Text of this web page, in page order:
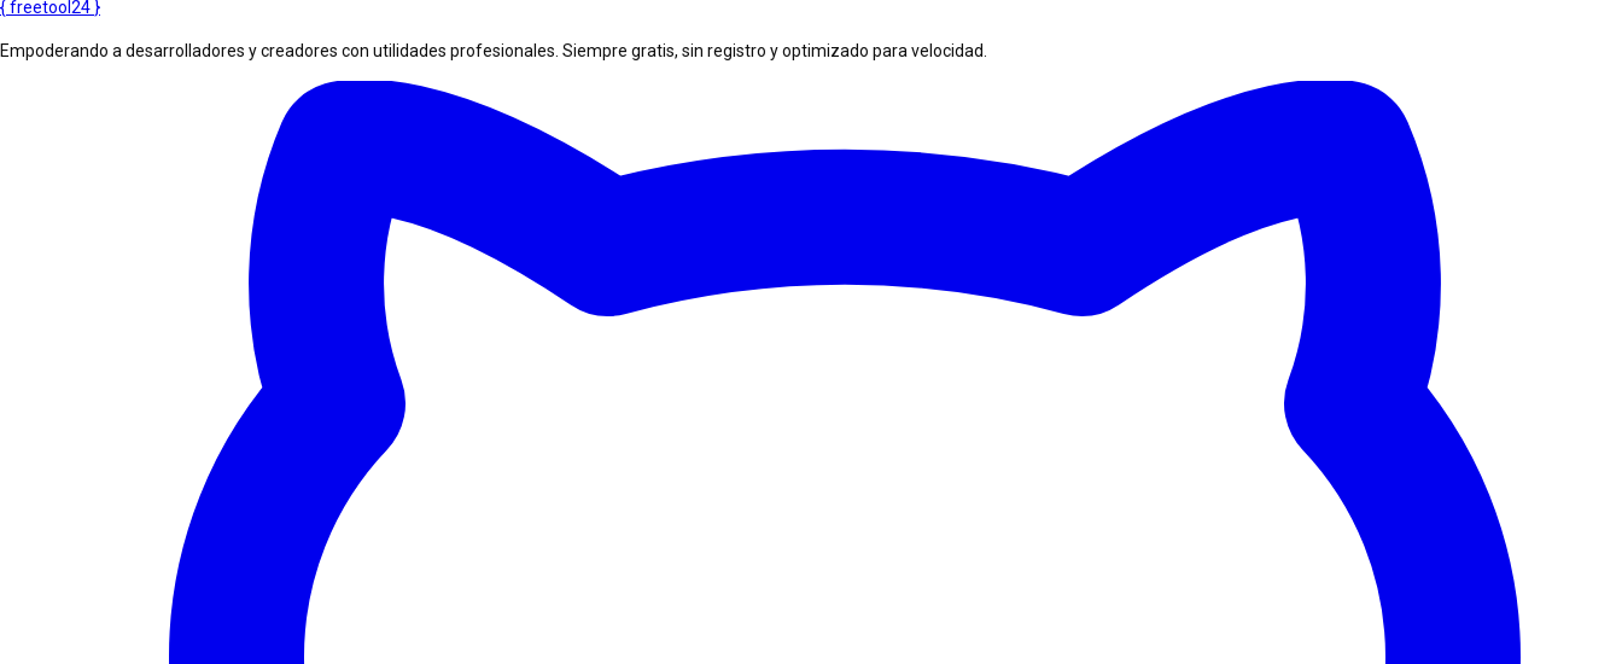
{freetool 24 }
Empoderando a desarrolladores y creadores con utilidades profesionales. Siempre gratis, sin registro y optimizado para velocidad.